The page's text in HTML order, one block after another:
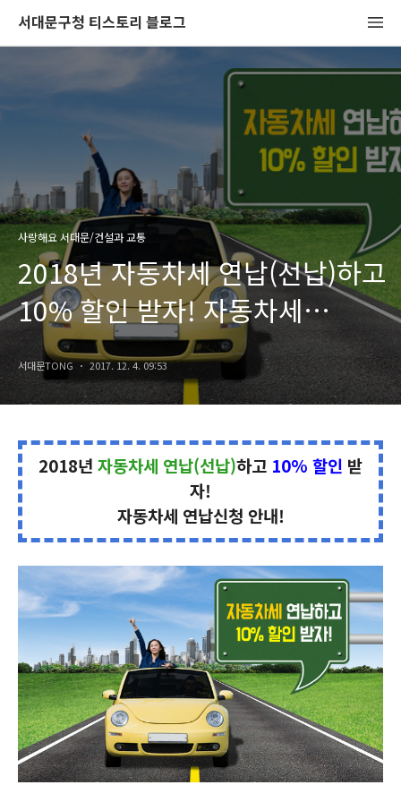
서대문구청 티스토리 블로그
사랑해요 서대문/건설과 교통
2018년 자동차세 연납(선납)하고
10% 할인 받자! 자동차세
연납신청 안내!
서대문TONG 2017. 12. 4. 09:53
2018년 자동차세 연납(선납)하고 10% 할인 받
자!
자동차세 연납신청 안내!